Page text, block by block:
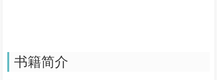
书籍简介